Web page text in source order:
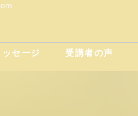
ッセージ 受講者の声